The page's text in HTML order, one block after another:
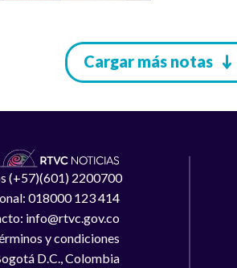
Cargar más notas
(+57)(601) 2200700
018000 123 414
info@rtvc.gov.co
y condiciones
D.C., Colombia